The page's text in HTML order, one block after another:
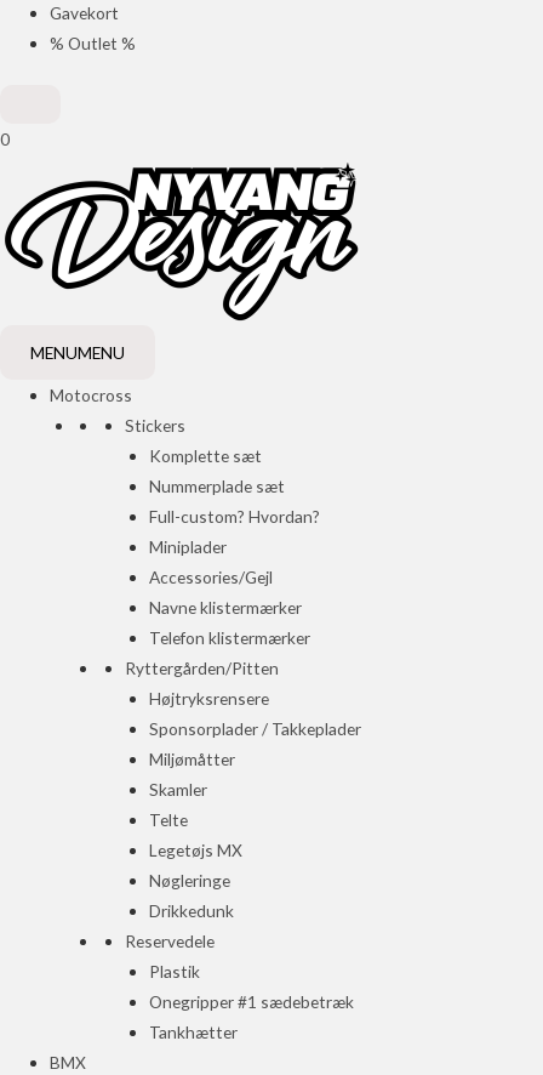
Gavekort
% Outlet %
0
MENUMENU
Motocross
Stickers
Komplette sæt
Nummerplade sæt
Full-custom? Hvordan?
Miniplader
Accessories/Gejl
Navne klistermærker
Telefon klistermærker
Ryttergården/Pitten
Højtryksrensere
Sponsorplader / Takkeplader
Miljømåtter
Skamler
Telte
Legetøjs MX
Nøgleringe
Drikkedunk
Reservedele
Plastik
Onegripper #1 sædebetræk
Tankhætter
BMX